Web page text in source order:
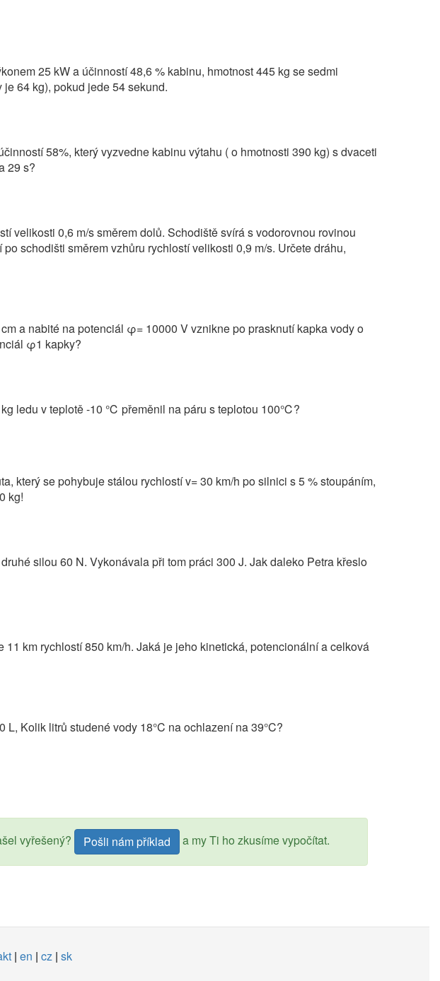
25 kW a účinností 48,6 % kabinu, hmotnost 445 kg se sedmi
64 kg), pokud jede 54 sekund.
58%, který vyzvedne kabinu výtahu ( o hmotnosti 390 kg) s dvaceti
29 s?
velikosti 0,6 m/s směrem dolů. Schodiště svírá s vodorovnou rovinou
schodišti směrem vzhůru rychlostí velikosti 0,9 m/s. Určete dráhu,
a nabité na potenciál φ= 10000 V vznikne po prasknutí kapka vody o
φ1 kapky?
ledu v teplotě -10 ℃ přeměnil na páru s teplotou 100℃?
který se pohybuje stálou rychlostí v= 30 km/h po silnici s 5 % stoupáním,
kg!
silou 60 N. Vykonávala při tom práci 300 J. Jak daleko Petra křeslo
11 km rychlostí 850 km/h. Jaká je jeho kinetická, potencionální a celková
L, Kolik litrů studené vody 18°C na ochlazení na 39°C?
vyřešený? Pošli nám příklad a my Ti ho zkusíme vypočítat.
| en | cz| sk